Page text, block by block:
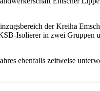
der Kreiha
Isolierer in zwei Gruppen
ebenfalls zeitweise